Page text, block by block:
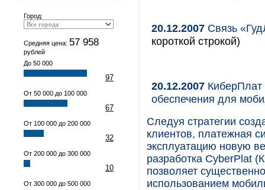
Город:
Средняя цена: 57 958
рублей
До 50 000
97
От 50 000 до 100 000
67
От 100 000 до 200 000
32
От 200 000 до 300 000
10
От 300 000 до 500 000
20.12.2007 Связь
короткой строкой)
20.12.2007
обеспечения для
Следуя стратегии
клиентов, платежная
эксплуатацию новую
разработка CyberPlat
позволяет
использованием